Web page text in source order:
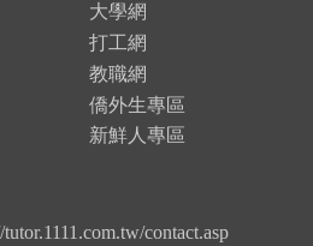
大學網
打工網
教職網
僑外生專區
新鮮人專區
contact.asp